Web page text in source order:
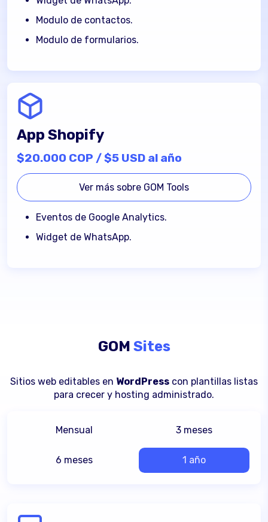
Modulo de contactos.
Modulo de formularios.
App Shopify
$20.000 COP / $5 USD al año
Ver más sobre GOM Tools
Eventos de Google Analytics.
Widget de WhatsApp.
GOM Sites
Sitios web editables en WordPress con plantillas listas
para crecer y hosting administrado.
Mensual 3 meses
6 meses 1 año